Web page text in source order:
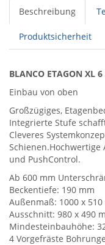
Beschreibung
Produktsicherheit
BLANCO ETAGON XL
Einbau von oben
Großzügiges,
Integrierte Stufe
Cleveres
und PushControl.
Ab 600 mm
Beckentiefe: 190 mm
Außenmaß: 1000 x 510
Ausschnitt: 980 x 490
Mindesteinbauhöhe:
4 Vorgefräste